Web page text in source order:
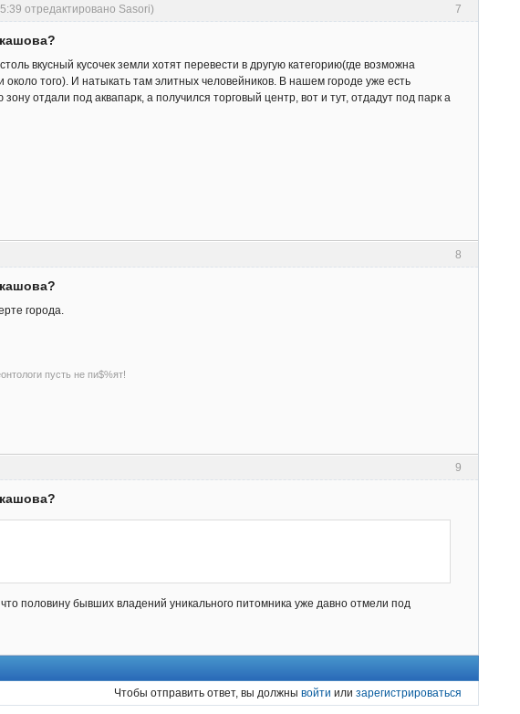
7
отредактировано Sasori)
вкусный кусочек земли хотят перевести в другую категорию(где возможна
около того). И натыкать там элитных человейников. В нашем городе уже есть
отдали под аквапарк, а получился торговый центр, вот и тут, отдадут под парк а
8
города.
пусть не пи$%ят!
9
что половину бывших владений уникального питомника уже давно отмели под
Чтобы отправить ответ, вы должны войти или зарегистрироваться